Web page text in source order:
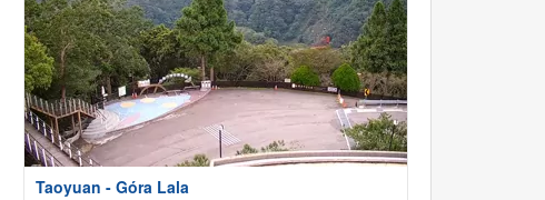
Taoyuan - Góra Lala